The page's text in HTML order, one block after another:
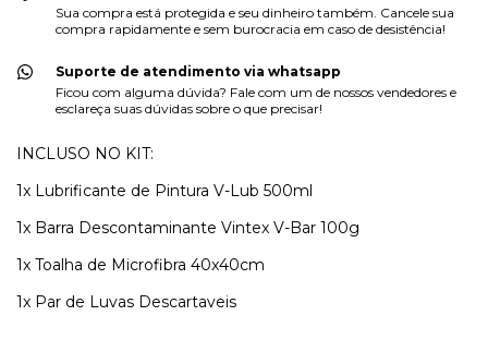
Sua compra está protegida e seu dinheiro também. Cancele sua
compra rapidamente e sem burocracia em caso de desistência!
Suporte de atendimento via whatsapp
Ficou com alguma dúvida? Fale com um de nossos vendedores e
esclareça suas dúvidas sobre o que precisar!
INCLUSO NO KIT:
1x Lubrificante de Pintura V-Lub 500ml
1x Barra Descontaminante Vintex V-Bar 100g
1x Toalha de Microfibra 40x40cm
1x Par de Luvas Descartaveis